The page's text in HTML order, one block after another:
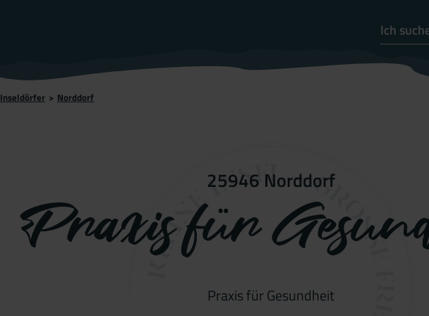
Inseldörfer > Norddorf
25946 Norddorf
Praxis für
Praxis für Gesundheit